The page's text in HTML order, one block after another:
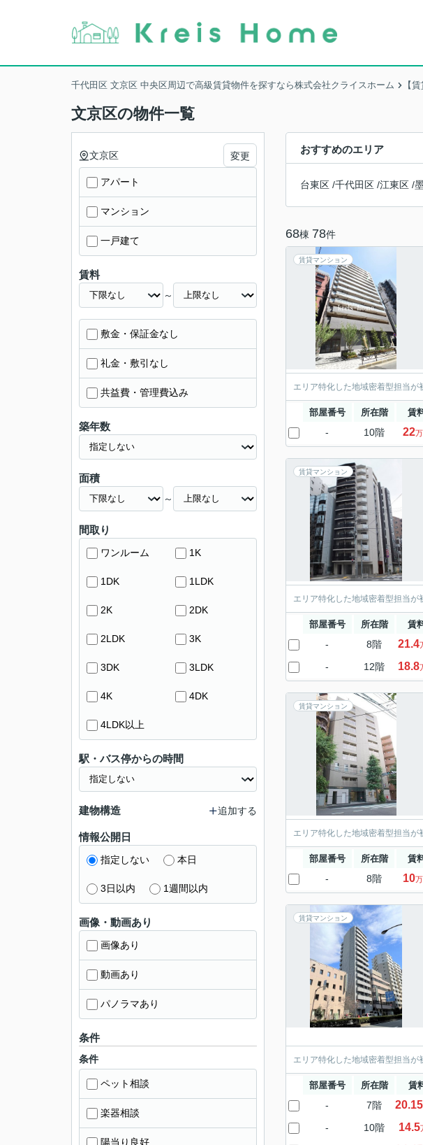
千代田区 文京区 中央区周辺で高級賃貸物件を探すなら株式会社クライスホーム 【
文京区の物件一覧
おすすめのエリア
台東区 /千代田区 /江東区 /
68棟 78件
賃貸マンション
エリア特化した地域密着型担当が
部屋番号 所在階 賃
- 10階 22
賃貸マンション
エリア特化した地域密着型担当が
部屋番号 所在階 賃
- 8階 21.4
- 12階 18.8
賃貸マンション
エリア特化した地域密着型担当が
部屋番号 所在階 賃
- 8階 10
賃貸マンション
エリア特化した地域密着型担当が
部屋番号 所在階 賃
- 7階 20.15
- 10階 14.5
文京区 変更
アパート
マンション
一戸建て
賃料
～
敷金・保証金なし
礼金・敷引なし
共益費・管理費込み
築年数
面積
～
間取り
ワンルーム 1K
1DK 1LDK
2K 2DK
2LDK 3K
3DK 3LDK
4K 4DK
4LDK以上
駅・バス停からの時間
建物構造 追加する
情報公開日
指定しない 本日
3日以内 1週間以内
画像・動画あり
画像あり
動画あり
パノラマあり
条件
条件
ペット相談
楽器相談
陽当り良好